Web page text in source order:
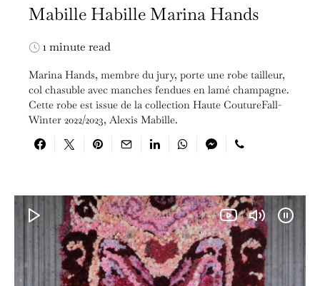
Mabille Habille Marina Hands
1 minute read
Marina Hands, membre du jury, porte une robe tailleur,
col chasuble avec manches fendues en lamé champagne.
Cette robe est issue de la collection Haute CoutureFall-
Winter 2022/2023, Alexis Mabille.